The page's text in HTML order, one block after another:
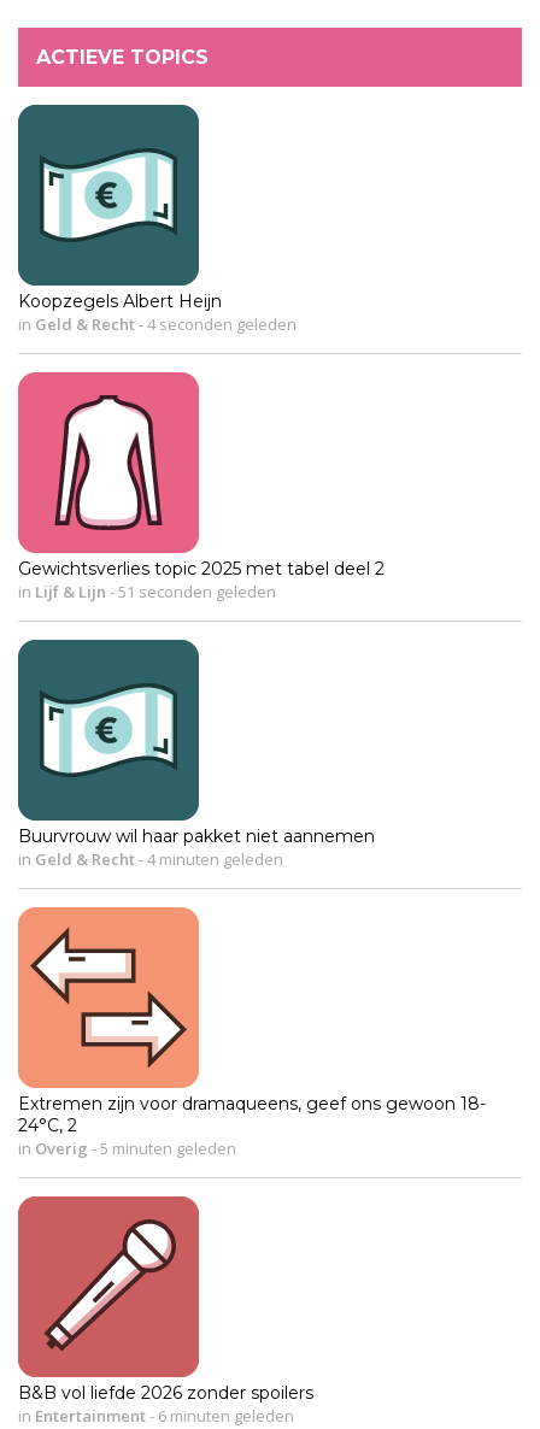
ACTIEVE TOPICS
Koopzegels Albert Heijn
in Geld & Recht-4 seconden geleden
Gewichtsverlies topic 2025 met tabel deel 2
in Lijf & Lijn -51 seconden geleden
Buurvrouw wil haar pakket niet aannemen
in Geld & Recht-4 minuten geleden
Extremen zijn voor dramaqueens, geef ons gewoon 18-
24°C, 2
in Overig -5 minuten geleden
B&B vol liefde 2026 zonder spoilers
in Entertainment- 6 minuten geleden